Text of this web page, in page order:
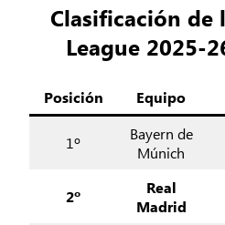
Clasificación de
League 2025-
Posición Equipo
1º
Bayern de
Múnich
2º
Real
Madrid